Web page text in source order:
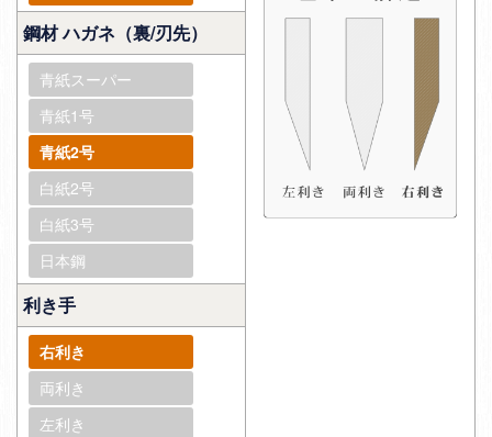
鋼材 ハガネ（裏/刃先）
青紙スーパー
青紙1号
青紙2号
白紙2号
白紙3号
日本鋼
利き手
右利き
両利き
左利き